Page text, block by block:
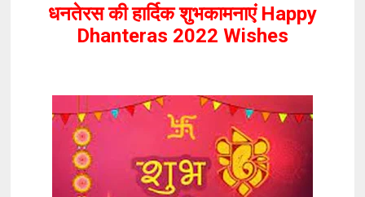
धनतेरस की हार्दिक शुभकामनाएं Happy
Dhanteras 2022 Wishes